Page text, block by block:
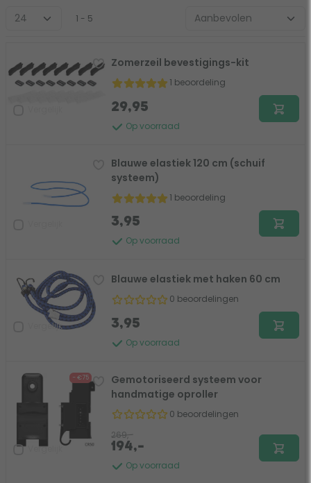
1 - 5
Zomerzeil bevestigings-kit
1 beoordeling
Op voorraad
29,95
Blauwe elastiek 120 cm (schuif
systeem)
1 beoordeling
Op voorraad
3,95
Vergelijk
Blauwe elastiek met haken 60 cm
0 beoordelingen
Op voorraad
3,95
- €75
Vergelijk
Gemotoriseerd systeem voor
handmatige oproller
0 beoordelingen
Op voorraad
269,-
194,-